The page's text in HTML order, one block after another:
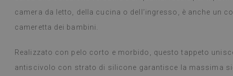
camera da letto, della cucina o dell’ingresso, è anche un
cameretta dei bambini.
Realizzato con pelo corto e morbido, questo tappeto
antiscivolo con strato di silicone garantisce la massima
ancora stupita
fare un lavoro
alcun problema.
panno umido in
consiglio.